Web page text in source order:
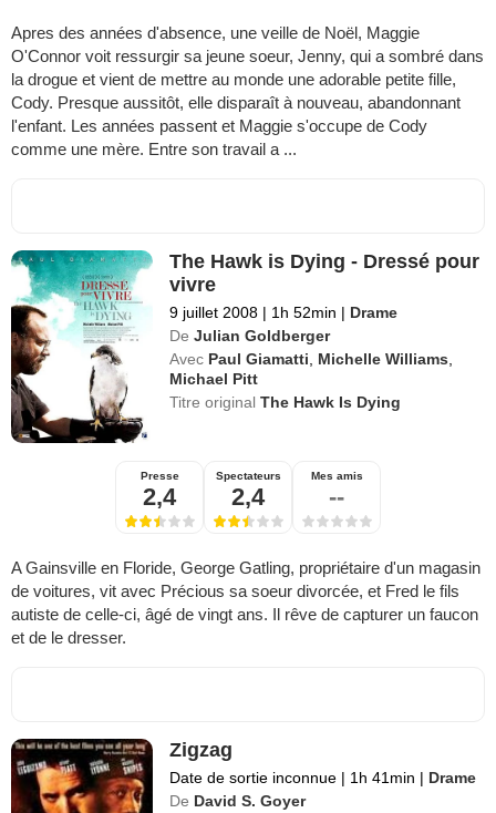
Apres des années d'absence, une veille de Noël, Maggie
O'Connor voit ressurgir sa jeune soeur, Jenny, qui a sombré dans
la drogue et vient de mettre au monde une adorable petite fille,
Cody. Presque aussitôt, elle disparaît à nouveau, abandonnant
l'enfant. Les années passent et Maggie s'occupe de Cody
comme une mère. Entre son travail a ...
The Hawk is Dying - Dressé pour
vivre
9 juillet 2008 | 1h 52min | Drame
De Julian Goldberger
Avec Paul Giamatti Michelle Williams
Michael Pitt
Titre originalThe Hawk Is Dying
Presse
2,4
Spectateurs
2,4
Mes amis
--
A Gainsville en Floride, George Gatling, propriétaire d'un magasin
de voitures, vit avec Précious sa soeur divorcée, et Fred le fils
autiste de celle-ci, âgé de vingt ans. Il rêve de capturer un faucon
et de le dresser.
Zigzag
Date de sortie inconnue | 1h 41min | Drame
De David S. Goyer